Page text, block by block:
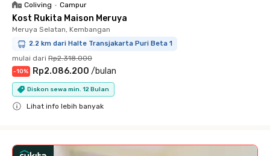
Coliving • Campur
Kost Rukita Maison Meruya
Meruya Selatan, Kembangan
2.2 km dari Halte Transjakarta Puri Beta 1
mulai dari Rp2.318.000
-10% Rp2.086.200 /bulan
Diskon sewa min. 12 Bulan
Lihat info lebih banyak